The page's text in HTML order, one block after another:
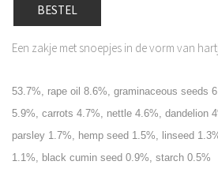
BESTEL
Een zakje met snoepjes in de vorm van
53.7%, rape oil 8.6%, graminaceous seeds
5.9%, carrots 4.7%, nettle 4.6%, dandelion
parsley 1.7%, hemp seed 1.5%, linseed
1.1%, black cumin seed 0.9%, starch 0.5%